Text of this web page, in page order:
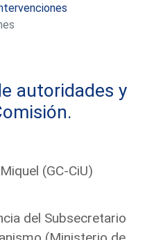
autoridades y
(GC-CiU)
del Subsecretario